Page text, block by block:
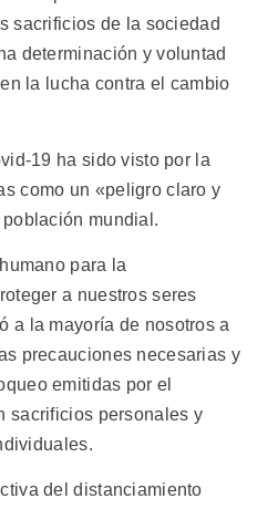
sacrificios de la sociedad
determinación y voluntad
la lucha contra el cambio
19 ha sido visto por la
como un «peligro claro y
mundial.
para la
a nuestros seres
a la mayoría de nosotros a
precauciones necesarias y
emitidas por el
sacrificios personales y
del distanciamiento